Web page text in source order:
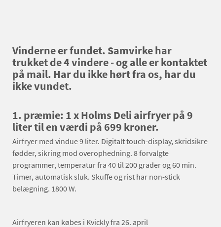
Vinderne er fundet. Samvirke har
trukket de 4 vindere - og alle er kontaktet
på mail. Har du ikke hørt fra os, har du
ikke vundet.
1. præmie: 1 x Holms Deli airfryer på 9
liter til en værdi på 699 kroner.
Airfryer med vindue 9 liter. Digitalt touch-display, skridsikre
fødder, sikring mod overophedning. 8 forvalgte
programmer, temperatur fra 40 til 200 grader og 60 min.
Timer, automatisk sluk. Skuffe og rist har non-stick
belægning. 1800 W.
Airfryeren kan købes i Kvickly fra 26. april